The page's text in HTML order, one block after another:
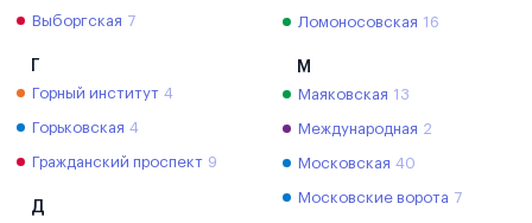
Выборгская 7
Г
Горный институт 4
Горьковская 4
Гражданский проспект 9
Д
Ломоносовская 16
М
Маяковская 13
Международная 2
Московская 40
Московские ворота 7